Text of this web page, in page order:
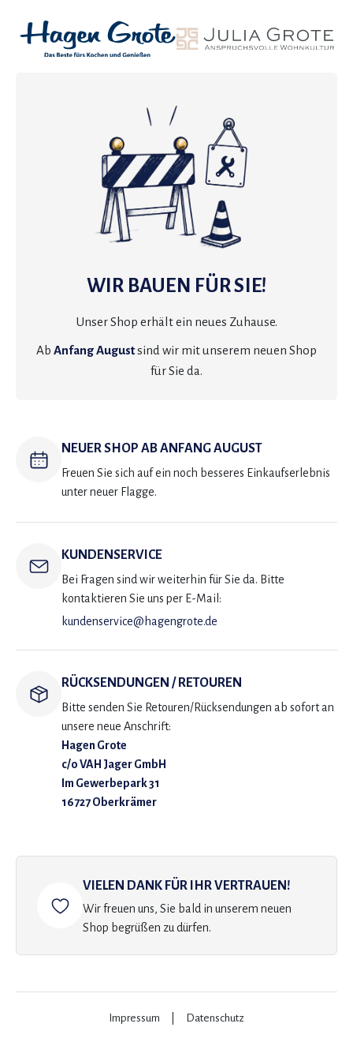
WIR BAUEN FÜR SIE!
Unser Shop erhält ein neues Zuhause.
Ab Anfang Augustsind wir mit unserem neuen Shop
für Sie da.
NEUER SHOP AB ANFANG AUGUST
Freuen Sie sich auf ein noch besseres Einkaufserlebnis
unter neuer Flagge.
KUNDENSERVICE
Bei Fragen sind wir weiterhin für Sie da. Bitte
kontaktieren Sie uns per E-Mail:
kundenservice@hagengrote.de
RÜCKSENDUNGEN / RETOUREN
Bitte senden Sie Retouren/Rücksendungen ab sofort an
unsere neue Anschrift:
Hagen Grote
c/o VAH Jager GmbH
Im Gewerbepark 31
16727 Oberkrämer
VIELEN DANK FÜR IHR VERTRAUEN!
Wir freuen uns, Sie bald in unserem neuen
Shop begrüßen zu dürfen.
Impressum Datenschutz